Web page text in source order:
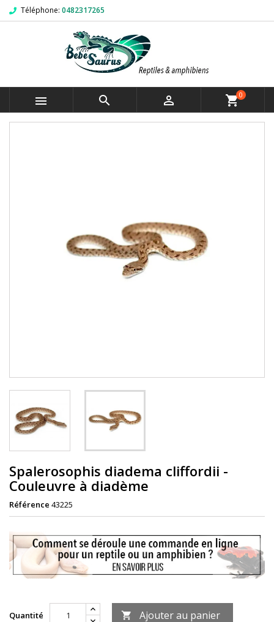
Téléphone: 0482317265
   shopping_cart0
Spalerosophis diadema cliffordii -
Couleuvre à diadème
Référence 43225
Quantité  Ajouter au panier